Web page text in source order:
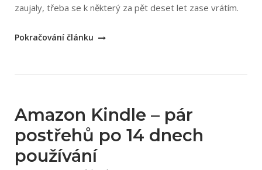
zaujaly, třeba se k některý za pět deset let zase vrátím.
„Nejlepší
v
2010“
Pokračování článku
Amazon Kindle – pár
postřehů po 14 dnech
používání